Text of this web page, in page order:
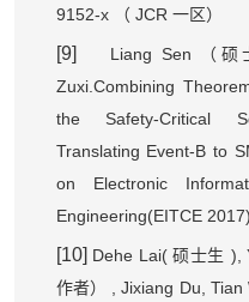
9152-x
（ JCR 一区）
[9] Liang Sen （硕
Zuxi.Combining
the Safety-Critical
Translating Event-B to
on Electronic
Engineering(EITCE 2017)
[10] Dehe Lai(硕士生 ),
作者）
, Jixiang Du,